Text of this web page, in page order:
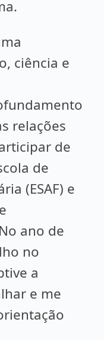
ciência e
relações
de
de
(ESAF) e
ano de
no
a
e me